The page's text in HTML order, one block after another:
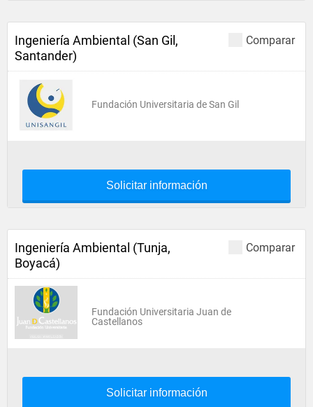
Comparar
Ingeniería Ambiental (San Gil,
Santander)
Fundación Universitaria de San Gil
Solicitar información
Comparar
Ingeniería Ambiental (Tunja,
Boyacá)
Fundación Universitaria Juan de
Castellanos
Solicitar información